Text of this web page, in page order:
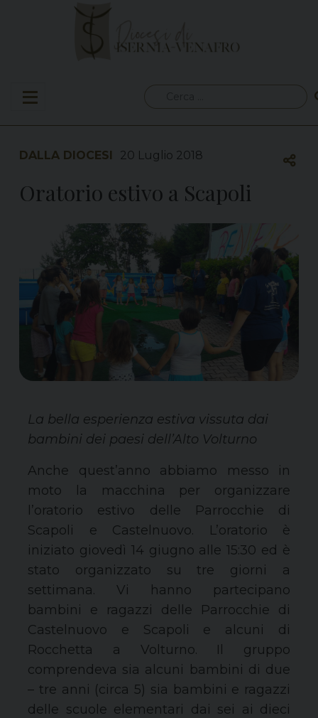
per:
DALLA DIOCESI 20 Luglio 2018
Oratorio estivo a Scapoli
La bella esperienza estiva vissuta dai
bambini dei paesi dell’Alto Volturno
Anche quest’anno abbiamo messo in
moto la macchina per organizzare
l’oratorio estivo delle Parrocchie di
Scapoli e Castelnuovo. L’oratorio è
iniziato giovedì 14 giugno alle 15:30 ed è
stato organizzato su tre giorni a
settimana. Vi hanno partecipano
bambini e ragazzi delle Parrocchie di
Castelnuovo e Scapoli e alcuni di
Rocchetta a Volturno. Il gruppo
comprendeva sia alcuni bambini di due
– tre anni (circa 5) sia bambini e ragazzi
delle scuole elementari dai sei ai dieci